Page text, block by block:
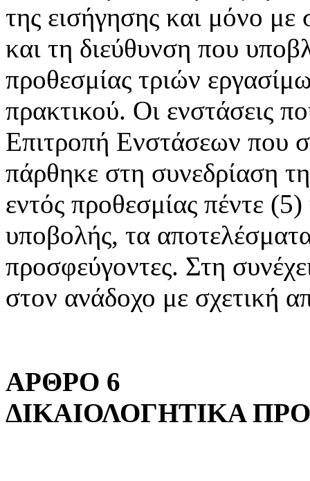
της εισήγησης και μόνο με
και τη διεύθυνση που
προθεσμίας τριών
πρακτικού. Οι ενστάσεις
Επιτροπή Ενστάσεων που
πάρθηκε στη συνεδρίαση
εντός προθεσμίας πέντε
υποβολής, τα
προσφεύγοντες. Στη
στον ανάδοχο με σχετική
ΑΡΘΡΟ 6
ΔΙΚΑΙΟΛΟΓΗΤΙΚΑ